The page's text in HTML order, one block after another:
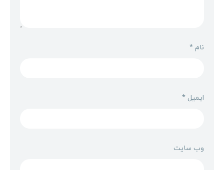
نام*
ایمیل *
وب‌ سایت